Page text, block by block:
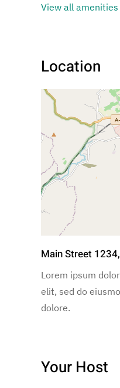
View all amenities
Location
Main Street
Lorem ipsum
elit, sed do
dolore.
Your Host